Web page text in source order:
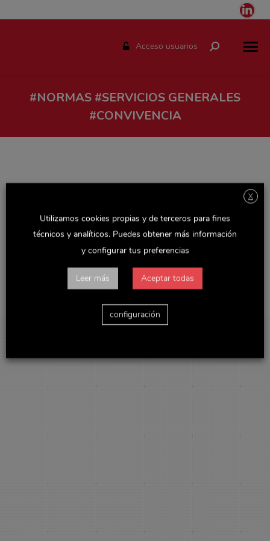
Acceso usuarios Buscar:
#NORMAS #SERVICIOS GENERALES
#CONVIVENCIA
Servicios Generales PorRocio febrero 13, 2020
Decálogo Servicios Generales VerVolver a intranet
X
Utilizamos cookies propias y de terceros para fines
técnicos y analíticos. Puedes obtener más información
y configurar tus preferencias
Leer más Aceptar todas
configuración